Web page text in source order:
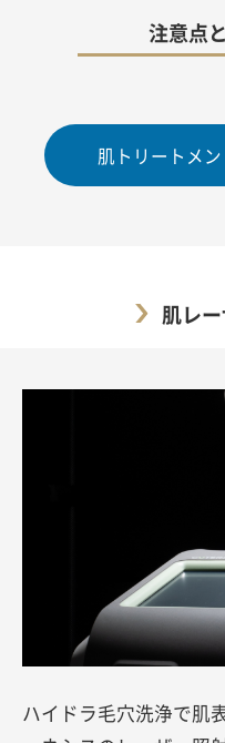
注意点
肌トリートメ
肌レ
ハイドラ毛穴洗浄で肌